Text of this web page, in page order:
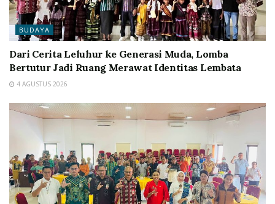
BUDAYA
Dari Cerita Leluhur ke Generasi Muda, Lomba
Bertutur Jadi Ruang Merawat Identitas Lembata
4 AGUSTUS 2026